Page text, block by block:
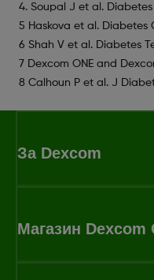
4. Soupal J et al. Diabetes
5 Haskova et al. Diabetes
6 Shah V et al. Diabetes
7 Dexcom ONE and
8 Calhoun P et al. J
За Dexcom
Магазин Dexcom